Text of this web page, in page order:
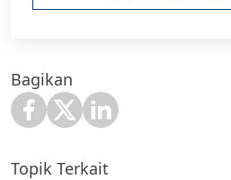
Bagikan
Topik Terkait